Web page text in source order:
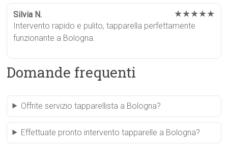
Silvia N. ★★★★★
Intervento rapido e pulito, tapparella perfettamente
funzionante a Bologna.
Domande frequenti
Offrite servizio tapparellista a Bologna?
Effettuate pronto intervento tapparelle a Bologna?